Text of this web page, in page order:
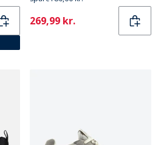
Current
269,99 kr.